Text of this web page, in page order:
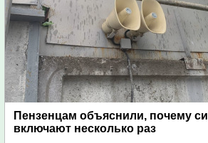
Пензенцам объяснили, почему
включают несколько раз